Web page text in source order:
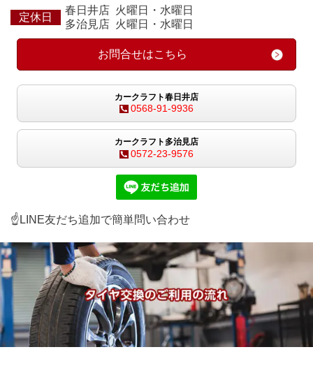
定休日
春日井店 火曜日・水曜日
多治見店 火曜日・水曜日
お問合せはこちら
カークラフト春日井店
0568-91-9936
カークラフト多治見店
0572-23-9576
☝LINE友だち追加で簡単問い合わせ